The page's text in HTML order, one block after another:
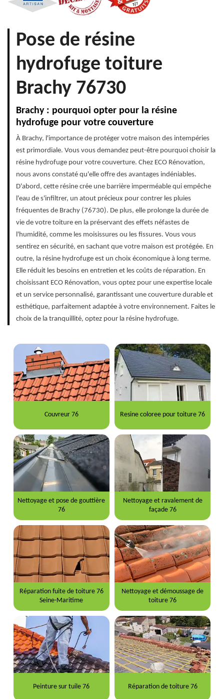
Pose de résine
hydrofuge toiture
Brachy 76730
Brachy : pourquoi opter pour la résine
hydrofuge pour votre couverture
À Brachy, l'importance de protéger votre maison des intempéries
est primordiale. Vous vous demandez peut-être pourquoi choisir la
résine hydrofuge pour votre couverture. Chez ECO Rénovation,
nous avons constaté qu'elle offre des avantages indéniables.
D'abord, cette résine crée une barrière imperméable qui empêche
l'eau de s'infiltrer, un atout précieux pour contrer les pluies
fréquentes de Brachy (76730). De plus, elle prolonge la durée de
vie de votre toiture en la préservant des effets néfastes de
l'humidité, comme les moisissures ou les fissures. Vous vous
sentirez en sécurité, en sachant que votre maison est protégée. En
outre, la résine hydrofuge est un choix économique à long terme.
Elle réduit les besoins en entretien et les coûts de réparation. En
choisissant ECO Rénovation, vous optez pour une expertise locale
et un service personnalisé, garantissant une couverture durable et
esthétique, parfaitement adaptée à votre environnement. Faites le
choix de la tranquillité, optez pour la résine hydrofuge.
Couvreur 76 Resine coloree pour toiture 76
Nettoyage et pose de gouttière
76
Nettoyage et ravalement de
façade 76
Réparation fuite de toiture 76
Seine-Maritime
Nettoyage et démoussage de
toiture 76
Peinture sur tuile 76 Réparation de toiture 76